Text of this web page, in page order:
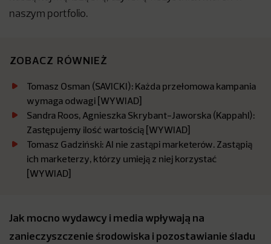
naszym portfolio.
ZOBACZ RÓWNIEŻ
Tomasz Osman (SAVICKI): Każda przełomowa kampania
wymaga odwagi [WYWIAD]
Sandra Roos, Agnieszka Skrybant-Jaworska (Kappahl):
Zastępujemy ilość wartością [WYWIAD]
Tomasz Gadziński: AI nie zastąpi marketerów. Zastąpią
ich marketerzy, którzy umieją z niej korzystać
[WYWIAD]
Jak mocno wydawcy i media wpływają na
zanieczyszczenie środowiska i pozostawianie śladu